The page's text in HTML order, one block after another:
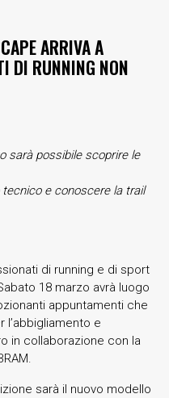
ARRIVA A
DI RUNNING NON
sarà possibile scoprire le
e conoscere la trail
di running e di sport
18 marzo avrà luogo
appuntamenti che
l’abbigliamento e
in collaborazione con la
sarà il nuovo modello